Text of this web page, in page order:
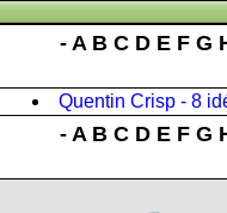
- A B C D E F G
Quentin Crisp - 8
- A B C D E F G